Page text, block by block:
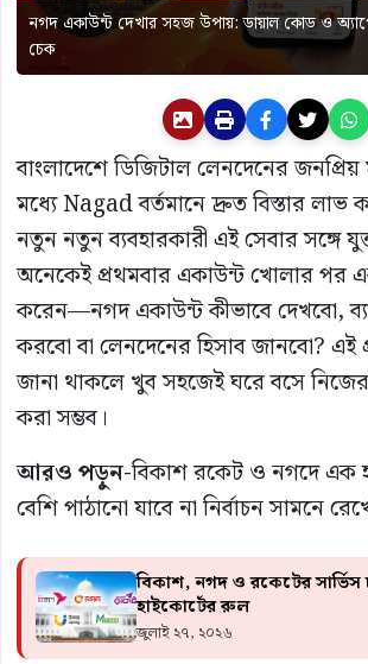
নগদ একাউন্ট দেখার সহজ উপায়: ডায়াল কোড ও অ্যাপে
চেক
বাংলাদেশে ডিজিটাল লেনদেনের
মধ্যেNagadবর্তমানে দ্রুত বিস্তার লাভ
নতুন নতুন ব্যবহারকারী এই সেবার সঙ্গে
অনেকেই প্রথমবার একাউন্ট খোলার পর
করেন—নগদ একাউন্ট কীভাবে দেখবো,
করবো বা লেনদেনের হিসাব জানবো? এই
জানা থাকলে খুব সহজেই ঘরে বসে নিজের
করা সম্ভব।
আরও পড়ুন-বিকাশ রকেট ও নগদে এক
বেশি পাঠানো যাবে না নির্বাচন সামনে
বিকাশ, নগদ ও রকেটের সার্ভিস
হাইকোর্টের রুল
জুলাই ২৭, ২০২৬